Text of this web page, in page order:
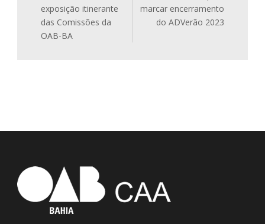
exposição itinerante
das Comissões da
OAB-BA
marcar encerramento
do ADVerão 2023